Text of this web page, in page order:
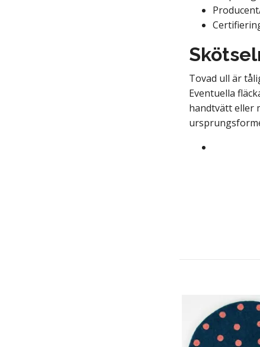
Tovad ull är
Eventuella
handtvätt eller